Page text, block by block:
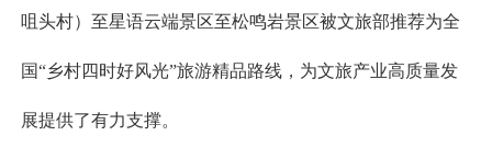
咀头村）至星语云端景区至松鸣岩景区被文旅部推荐为全
国“乡村四时好风光”旅游精品路线，为文旅产业高质量发
展提供了有力支撑。